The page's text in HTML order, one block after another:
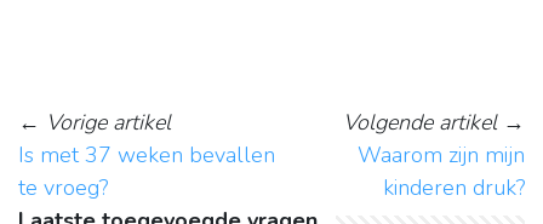
← Vorige artikel
Is met 37 weken bevallen
te vroeg?
Volgende artikel→
Waarom zijn mijn
kinderen druk?